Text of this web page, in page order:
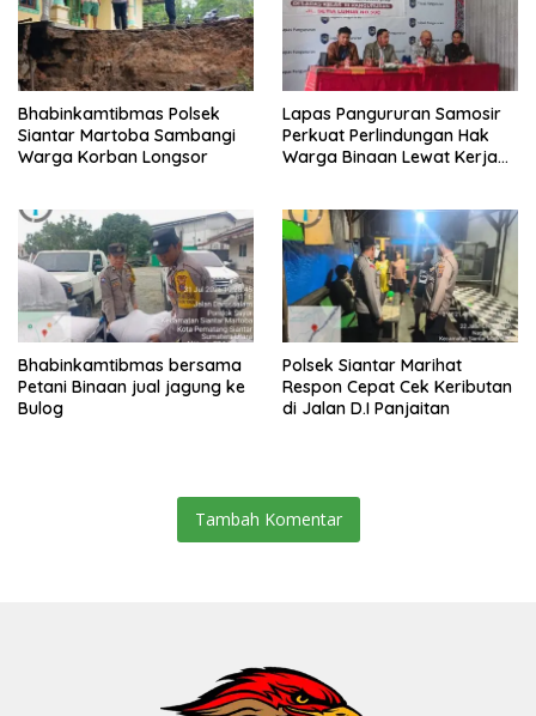
Bhabinkamtibmas Polsek
Siantar Martoba Sambangi
Warga Korban Longsor
Lapas Pangururan Samosir
Perkuat Perlindungan Hak
Warga Binaan Lewat Kerja
Bhabinkamtibmas bersama
Petani Binaan jual jagung ke
Bulog
Polsek Siantar Marihat
Respon Cepat Cek Keributan
di Jalan D.I Panjaitan
Tambah Komentar